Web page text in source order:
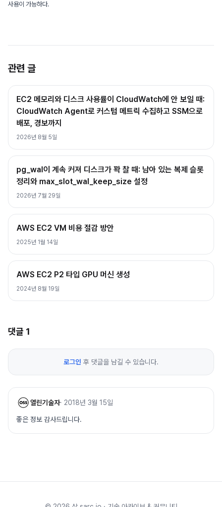
사용이 가능하다.
관련 글
EC2 메모리와 디스크 사용률이 CloudWatch에 안 보일 때:
CloudWatch Agent로 커스텀 메트릭 수집하고 SSM으로
배포, 경보까지
2026년 8월 5일
pg_wal이 계속 커져 디스크가 꽉 찰 때: 남아 있는 복제 슬롯
정리와 max_slot_wal_keep_size 설정
2026년 7월 29일
AWS EC2 VM 비용 절감 방안
2025년 1월 14일
AWS EC2 P2 타입 GPU 머신 생성
2024년 8월 19일
댓글 1
로그인 후 댓글을 남길 수 있습니다.
열린기술자· 2018년 3월 15일
좋은 정보 감사드립니다.